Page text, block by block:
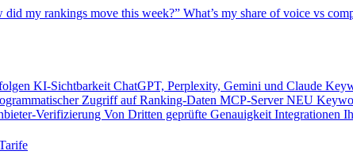
did my rankings move this week?” What’s my share of voice vs
KI-Sichtbarkeit ChatGPT, Perplexity, Gemini und Claude
Zugriff auf Ranking-Daten MCP-ServerNEU
Verifizierung Von Dritten geprüfte Genauigkeit Integrationen